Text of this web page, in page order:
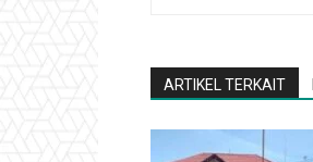
ARTIKEL TERKAIT